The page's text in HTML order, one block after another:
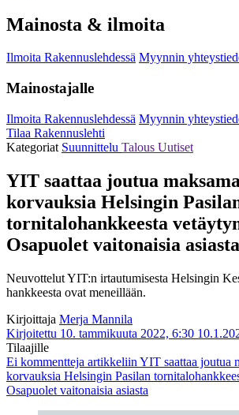
Mainosta & ilmoita
Ilmoita Rakennuslehdessä Myynnin
Mainostajalle
Ilmoita Rakennuslehdessä Myynnin
Tilaa Rakennuslehti
Kategoriat Suunnittelu Talous Uutiset
YIT saattaa joutua
korvauksia Helsingin
tornitalohankkeesta
Osapuolet vaitonaisia asiasta
Neuvottelut YIT:n irtautumisesta Helsingin
hankkeesta ovat meneillään.
Kirjoittaja Merja Mannila
Kirjoitettu 10. tammikuuta 2022, 6:30
Tilaajille
Ei kommentteja artikkeliin YIT saattaa joutua
korvauksia Helsingin Pasilan
Osapuolet vaitonaisia asiasta